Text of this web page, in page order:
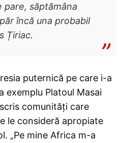
pare, săptămâna
încă una probabil
Țiriac.
puternică pe care i-a
exemplu Platoul Masai
comunități care
le consideră apropiate
„Pe mine Africa m-a